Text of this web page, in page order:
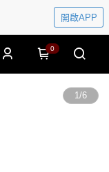
開啟APP
0
1/6